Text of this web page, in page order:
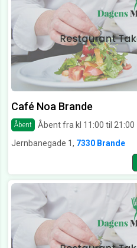
Café Noa Brande
Åbent
Åbent fra kl 11:00 til 21:00
Jernbanegade 1, 7330 Brande